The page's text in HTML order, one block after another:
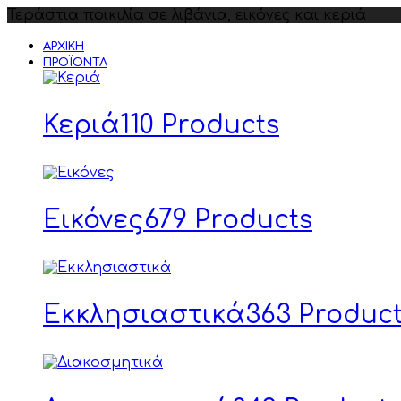
Τεράστια ποικιλία σε λιβάνια, εικόνες και κεριά
ΑΡΧΙΚΉ
ΠΡΟΪΌΝΤΑ
Κεριά110 Products
Εικόνες679 Products
Εκκλησιαστικά363